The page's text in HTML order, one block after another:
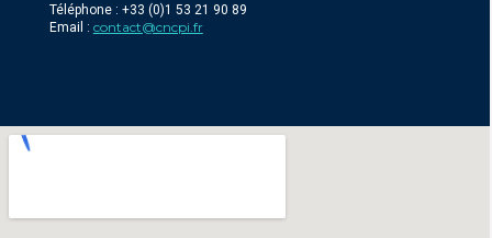
Téléphone : +33 (0)1 53 21 90 89
Email : contact@cncpi.fr